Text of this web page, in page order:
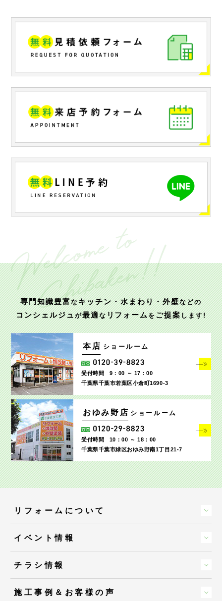
専門知識豊富なキッチン・水まわり・外壁などの
コンシェルジュが最適なリフォームをご提案します!
本店 ショールーム
受付時間
9：00 ～ 17：00
千葉県千葉市若葉区小倉町1690‐3
おゆみ野店 ショールーム
受付時間
10：00 ～ 18：00
千葉県千葉市緑区おゆみ野南1丁目21-7
リフォームについて
イベント情報
チラシ情報
施工事例＆お客様の声